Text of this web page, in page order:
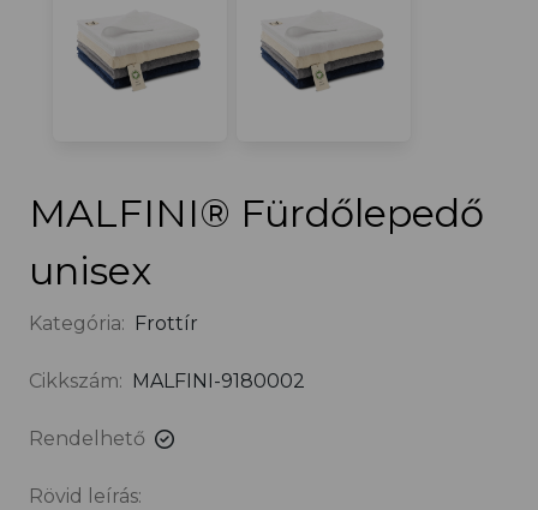
MALFINI® Fürdőlepedő
unisex
Kategória: Frottír
Cikkszám: MALFINI-9180002
Rendelhető
Rövid leírás: